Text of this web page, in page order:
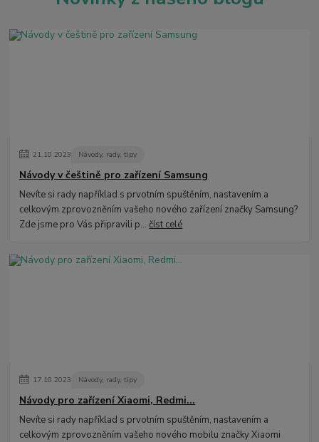
21.10.2023 Návody, rady, tipy
Návody v češtině pro zařízení Samsung
Nevíte si rady například s prvotním spuštěním, nastavením a
celkovým zprovozněním vašeho nového zařízení značky Samsung?
Zde jsme pro Vás připravili p...číst celé
17.10.2023 Návody, rady, tipy
Návody pro zařízení Xiaomi, Redmi...
Nevíte si rady například s prvotním spuštěním, nastavením a
celkovým zprovozněním vašeho nového mobilu značky Xiaomi